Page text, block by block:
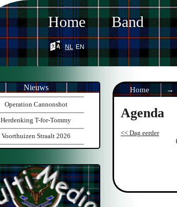
Home Band
nl en
Home
Agenda
<< Dag eerder
Nieuws
Operation Cannonshot
Herdenking T-for-Tommy
Voorthuizen Straalt 2026